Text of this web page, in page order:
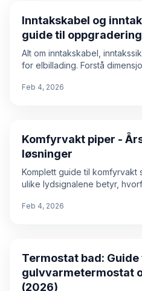
Inntakskabel og
guide til oppgradering
Alt om inntakskabel,
for elbillading. Forstå
vurderer kapasitetsøkning.
Feb 4, 2026
Komfyrvakt piper -
løsninger
Komplett guide til komfyrvakt
ulike lydsignalene betyr,
prosedyre, vedlikeholdstips
Feb 4, 2026
Termostat bad: Guide
gulvvarmetermostat
(2026)